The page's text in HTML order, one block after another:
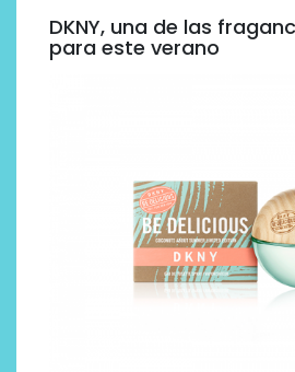
DKNY, una de las
para este verano